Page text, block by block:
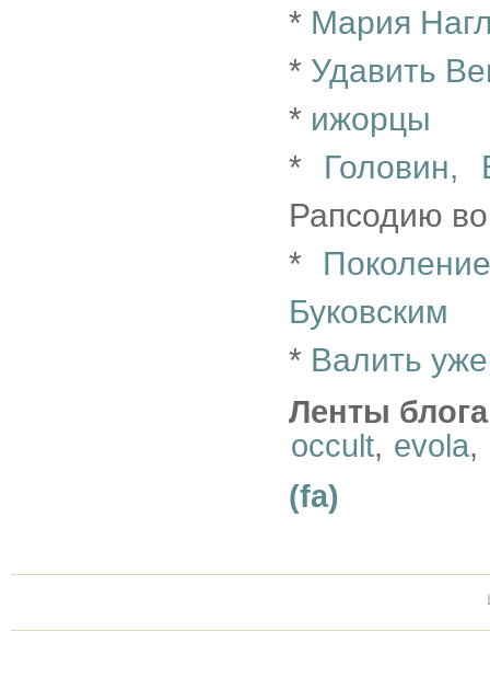
* Мария
* Удавить
* ижорцы
* Головин,
Рапсодию
*
Буковским
* Валить
Ленты
occult, evola,
(fa)